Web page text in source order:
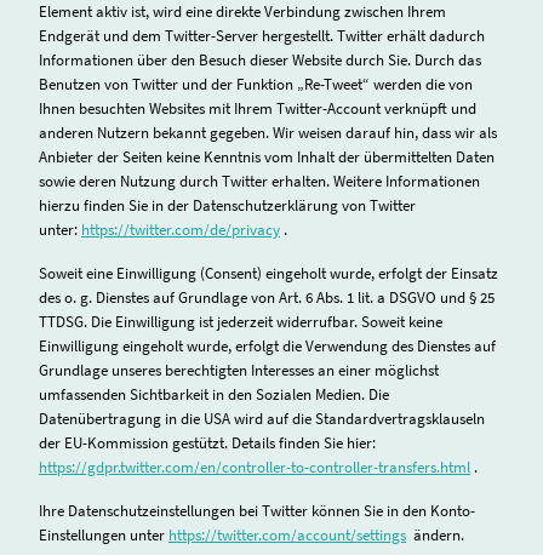
Element aktiv ist, wird eine direkte Verbindung zwischen Ihrem
Endgerät und dem Twitter-Server hergestellt. Twitter erhält dadurch
Informationen über den Besuch dieser Website durch Sie. Durch das
Benutzen von Twitter und der Funktion „Re-Tweet“ werden die von
Ihnen besuchten Websites mit Ihrem Twitter-Account verknüpft und
anderen Nutzern bekannt gegeben. Wir weisen darauf hin, dass wir als
Anbieter der Seiten keine Kenntnis vom Inhalt der übermittelten Daten
sowie deren Nutzung durch Twitter erhalten. Weitere Informationen
hierzu finden Sie in der Datenschutzerklärung von Twitter
unter: https://twitter.com/de/privacy .
Soweit eine Einwilligung (Consent) eingeholt wurde, erfolgt der Einsatz
des o. g. Dienstes auf Grundlage von Art. 6 Abs. 1 lit. a DSGVO und § 25
TTDSG. Die Einwilligung ist jederzeit widerrufbar. Soweit keine
Einwilligung eingeholt wurde, erfolgt die Verwendung des Dienstes auf
Grundlage unseres berechtigten Interesses an einer möglichst
umfassenden Sichtbarkeit in den Sozialen Medien. Die
Datenübertragung in die USA wird auf die Standardvertragsklauseln
der EU-Kommission gestützt. Details finden Sie hier:
https://gdpr.twitter.com/en/controller-to-controller-transfers.html .
Ihre Datenschutzeinstellungen bei Twitter können Sie in den Konto-
Einstellungen unter https://twitter.com/account/settings ändern.